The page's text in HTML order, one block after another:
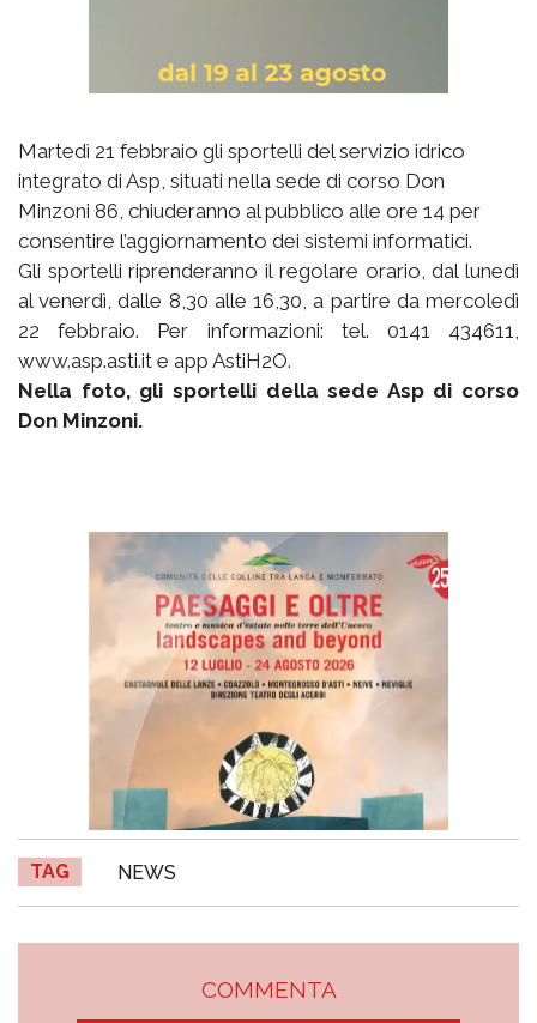
Martedì 21 febbraio gli sportelli del servizio idrico
integrato di Asp, situati nella sede di corso Don
Minzoni 86, chiuderanno al pubblico alle ore 14 per
consentire l’aggiornamento dei sistemi informatici.
Gli sportelli riprenderanno il regolare orario, dal lunedì
al venerdì, dalle 8,30 alle 16,30, a partire da mercoledì
22 febbraio. Per informazioni: tel. 0141 434611,
www.asp.asti.it e app AstiH2O.
Nella foto, gli sportelli della sede Asp di corso
Don Minzoni.
TAG NEWS
COMMENTA